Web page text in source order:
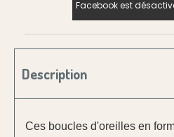
Facebook est
Description
Ces boucles d'oreilles en